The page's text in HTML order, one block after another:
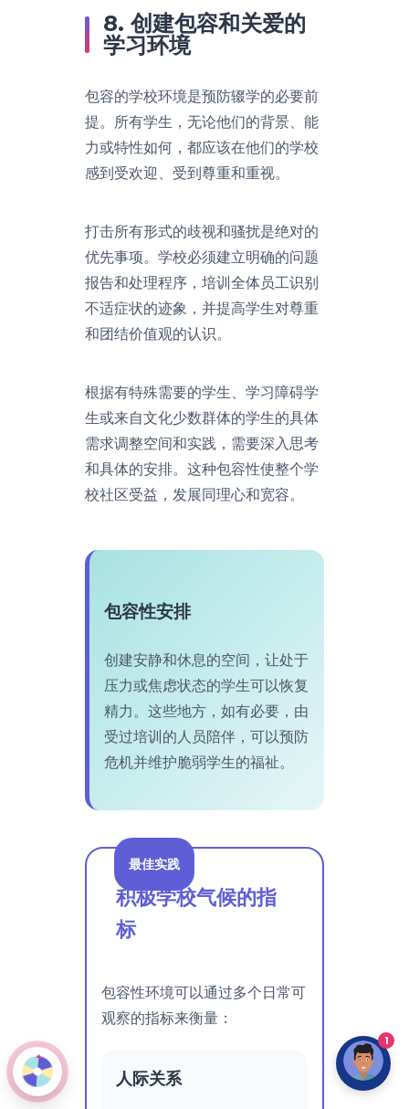
8. 创建包容和关爱的
学习环境
包容的学校环境是预防辍学的必要前
提。所有学生，无论他们的背景、能
力或特性如何，都应该在他们的学校
感到受欢迎、受到尊重和重视。
打击所有形式的歧视和骚扰是绝对的
优先事项。学校必须建立明确的问题
报告和处理程序，培训全体员工识别
不适症状的迹象，并提高学生对尊重
和团结价值观的认识。
根据有特殊需要的学生、学习障碍学
生或来自文化少数群体的学生的具体
需求调整空间和实践，需要深入思考
和具体的安排。这种包容性使整个学
校社区受益，发展同理心和宽容。
包容性安排
创建安静和休息的空间，让处于
压力或焦虑状态的学生可以恢复
精力。这些地方，如有必要，由
受过培训的人员陪伴，可以预防
危机并维护脆弱学生的福祉。
最佳实践
积极学校气候的指
标
包容性环境可以通过多个日常可
观察的指标来衡量：
人际关系
1